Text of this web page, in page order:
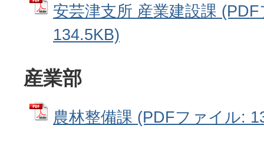
安芸津支所 産業建設課
134.5KB)
産業部
農林整備課 (PDFファイル: